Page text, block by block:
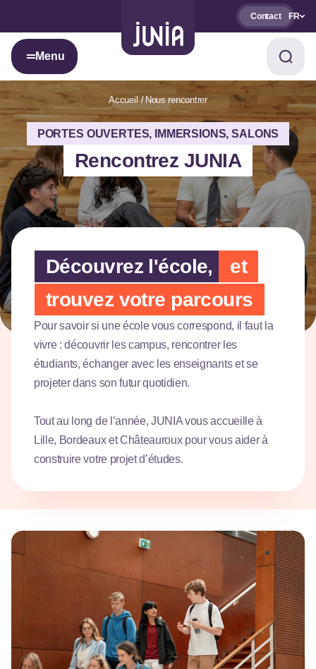
Contact FR
Menu
Accueil Nous rencontrer
PORTES OUVERTES, IMMERSIONS, SALONS
Rencontrez JUNIA
Découvrez l'école,
et
trouvez votre parcours
Pour savoir si une école vous correspond, il faut la
vivre : découvrir les campus, rencontrer les
étudiants, échanger avec les enseignants et se
projeter dans son futur quotidien.
Tout au long de l’année, JUNIA vous accueille à
Lille, Bordeaux et Châteauroux pour vous aider à
construire votre projet d’études.